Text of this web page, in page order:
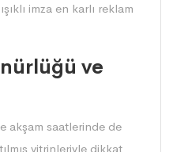
imza en karlı reklam
ve
akşam saatlerinde de
vitrinleriyle dikkat